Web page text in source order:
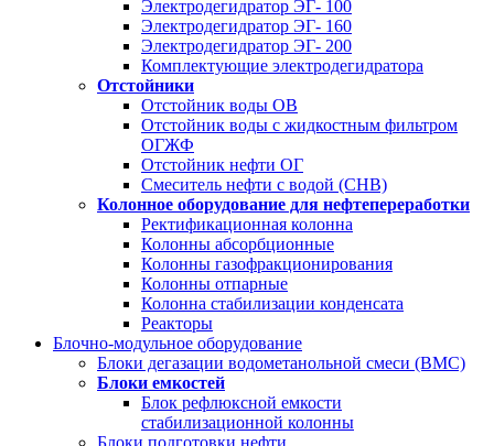
Электродегидратор ЭГ- 100
Электродегидратор ЭГ- 160
Электродегидратор ЭГ- 200
Комплектующие электродегидратора
Отстойники
Отстойник воды ОВ
Отстойник воды с жидкостным фильтром
ОГЖФ
Отстойник нефти ОГ
Смеситель нефти с водой (СНВ)
Колонное оборудование для нефтепереработки
Ректификационная колонна
Колонны абсорбционные
Колонны газофракционирования
Колонны отпарные
Колонна стабилизации конденсата
Реакторы
Блочно-модульное оборудование
Блоки дегазации водометанольной смеси (BMC)
Блоки емкостей
Блок рефлюксной емкости
стабилизационной колонны
Блоки подготовки нефти